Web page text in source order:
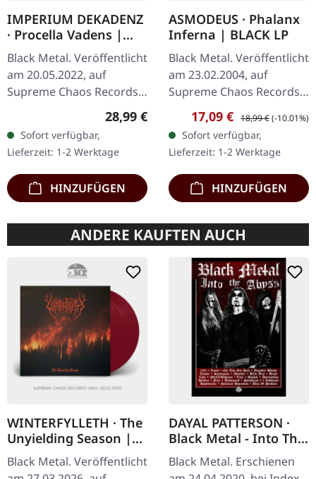
IMPERIUM DEKADENZ
· Procella Vadens |
SILVER 2LP
Black Metal. Veröffentlicht
am 20.05.2022, auf
Supreme Chaos Records.
Letzte Exemplare! #4-10
Silbernes Doppel-Vinyl im
Gatefold-Cover mit
bedrucktem…
Regulärer Preis:
28,99 €
Sofort verfügbar,
Lieferzeit: 1-2 Werktage
HINZUFÜGEN
ASMODEUS · Phalanx
Inferna | BLACK LP
Black Metal. Veröffentlicht
am 23.02.2004, auf
Supreme Chaos Records.
Hochwertiges 180g Vinyl
mit schönem Gatefold
Cover und bedruckten
Innenhüllen.…
Verkaufspreis:
17,09 € Regulärer Preis:
18,99 €(-10.01%)
Sofort verfügbar,
Lieferzeit: 1-2 Werktage
HINZUFÜGEN
ANDERE KAUFTEN AUCH
WINTERFYLLETH · The
Unyielding Season |
FUCHSIA 2LP
Black Metal. Veröffentlicht
DAYAL PATTERSON ·
Black Metal - Into The
Abyss (German
Edition) | BOOK
Black Metal. Erschienen